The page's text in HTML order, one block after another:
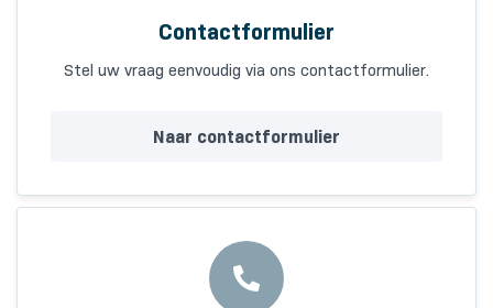
Contactformulier
Stel uw vraag eenvoudig via ons contactformulier.
Naar contactformulier